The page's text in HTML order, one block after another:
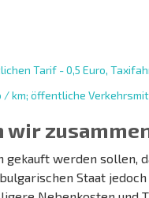
Tarif - 0,5 Euro,
/ km; öffentliche
wir
werden sollen,
Staat